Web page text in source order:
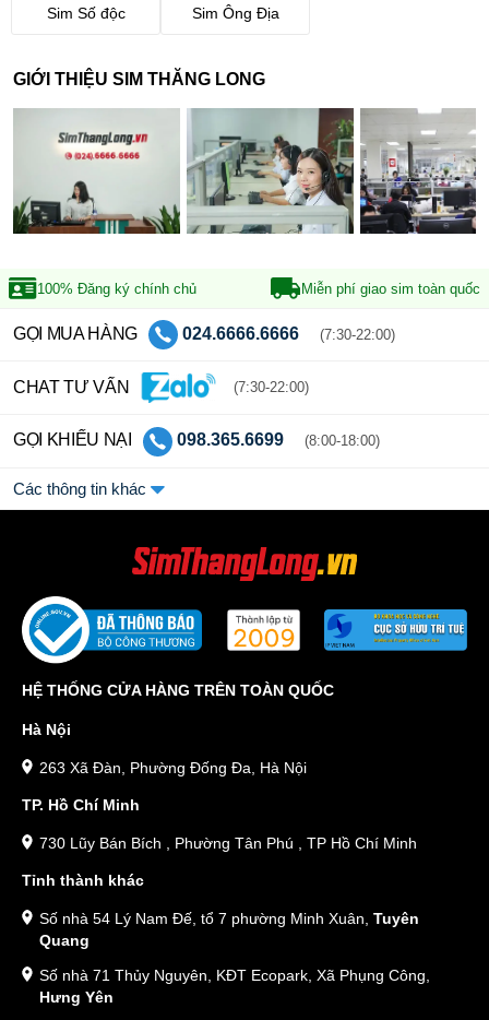
Sim Số độc Sim Ông Địa
GIỚI THIỆU SIM THĂNG LONG
100% Đăng ký chính chủ Miễn phí giao sim toàn quốc
GỌI MUA HÀNG 024.6666.6666 (7:30-22:00)
CHAT TƯ VẤN (7:30-22:00)
GỌI KHIẾU NẠI 098.365.6699 (8:00-18:00)
Các thông tin khác
HỆ THỐNG CỬA HÀNG TRÊN TOÀN QUỐC
Hà Nội
263 Xã Đàn, Phường Đống Đa, Hà Nội
TP. Hồ Chí Minh
730 Lũy Bán Bích , Phường Tân Phú , TP Hồ Chí Minh
Tỉnh thành khác
Số nhà 54 Lý Nam Đế, tổ 7 phường Minh Xuân, Tuyên
Quang
Số nhà 71 Thủy Nguyên, KĐT Ecopark, Xã Phụng Công,
Hưng Yên